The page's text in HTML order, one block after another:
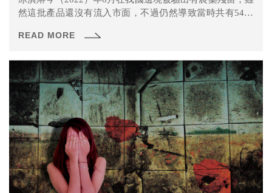
然這批產品還沒有流入市面，不過仍然導致當時共有5400
等國也有產品被驗出有農藥殘留，衛福部也要求已要求業
READ MORE